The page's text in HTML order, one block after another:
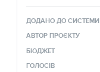
ДОДАНО ДО СИСТЕМИ
АВТОР ПРОЄКТУ
БЮДЖЕТ
ГОЛОСІВ